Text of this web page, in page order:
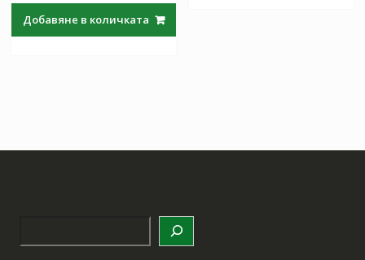
154.51 лв..89.97 лв..
Добавяне в количката